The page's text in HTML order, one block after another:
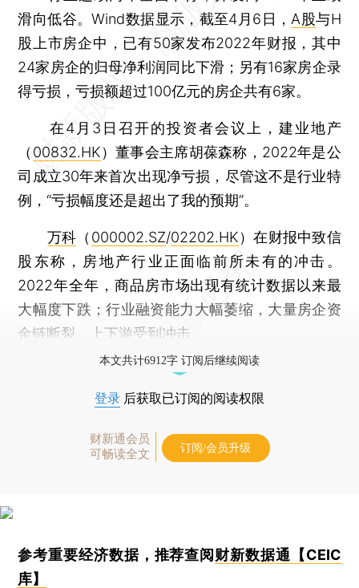
滑向低谷。Wind数据显示，截至4月6日， A股与H
股上市房企中，已有50家发布2022年财报，其中
24家房企的归母净利润同比下滑；另有16家房企录
得亏损，亏损额超过100亿元的房企共有6家。
在4月3日召开的投资者会议上，建业地产
（ 00832.HK）董事会主席胡葆森称，2022年是公
司成立30年来首次出现净亏损，尽管这不是行业特
例，“亏损幅度还是超出了我的预期”。
万科 （ 000002.SZ/02202.HK）在财报中致信
股东称，房地产行业正面临前所未有的冲击。
2022年全年，商品房市场出现有统计数据以来最
大幅度下跌；行业融资能力大幅萎缩，大量房企资
金链断裂，上下游受到冲击。
本文共计6912字 订阅后继续阅读
登录 后获取已订阅的阅读权限
财新通会员
可畅读全文
订阅/会员升级
参考重要经济数据，推荐查阅 财新数据通【CEIC
库】